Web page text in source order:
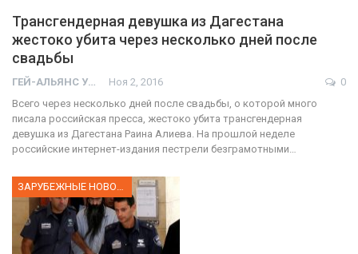
Трансгендерная девушка из Дагестана
жестоко убита через несколько дней после
свадьбы
ГЕЙ-АЛЬЯНС УКРАИНА Ноя 2, 2016
0
Всего через несколько дней после свадьбы, о которой много
писала российская пресса, жестоко убита трансгендерная
девушка из Дагестана Раина Алиева. На прошлой неделе
российские интернет-издания пестрели безграмотными…
ЗАРУБЕЖНЫЕ НОВОСТИ